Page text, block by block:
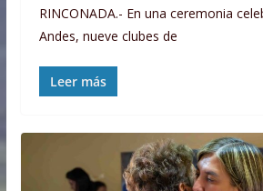
RINCONADA.- En una ceremonia
Andes, nueve clubes de
Leer más